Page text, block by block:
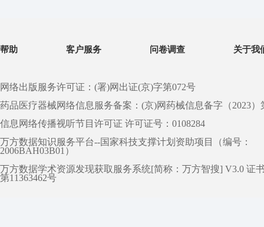
帮助 客户服务 问卷调查 关于我
网络出版服务许可证：(署)网出证(京)字第072号
药品医疗器械网络信息服务备案：(京)网药械信息备字（2023）
信息网络传播视听节目许可证 许可证号：0108284
万方数据知识服务平台--国家科技支撑计划资助项目（编号：
2006BAH03B01）
万方数据学术资源发现获取服务系统[简称：万方智搜] V3.0 证
第11363462号